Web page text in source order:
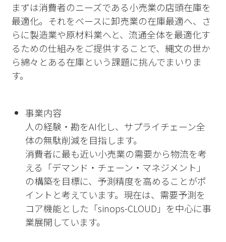
まずは消費者のニーズである小売業の店頭在庫を
最適化。それをベースに卸売業の在庫最適へ、さ
らに製造業や原材料業へと、流通全体を最適化す
るための仕組みをご提供することで、縄文の世か
ら綿々とある在庫という課題に挑んでまいりま
す。
事業内容
人の経験・勘をAI化し、サプライチェーン全
体の無駄削減を目指します。
消費者に最も近い小売業の需要から物流を考
える「デマンド・チェーン・マネジメント」
の構築を目標に、予測精度を高めることがポ
イントと考えています。現在は、需要予測を
コア機能とした「sinops-CLOUD」を中心に事
業展開しています。